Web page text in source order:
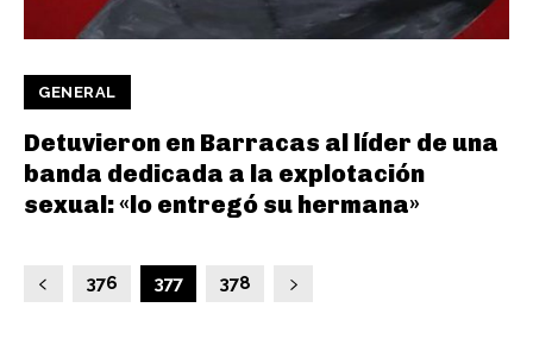
GENERAL
Detuvieron en Barracas al líder de una
banda dedicada a la explotación
sexual: «lo entregó su hermana»
376 377 378